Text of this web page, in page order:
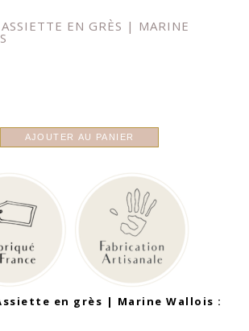
EN GRÈS | MARINE
AJOUTER AU PANIER
en grès | Marine Wallois :